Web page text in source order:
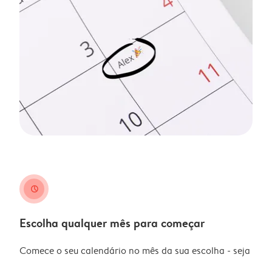
clock
Escolha qualquer mês para começar
Comece o seu calendário no mês da sua escolha - seja